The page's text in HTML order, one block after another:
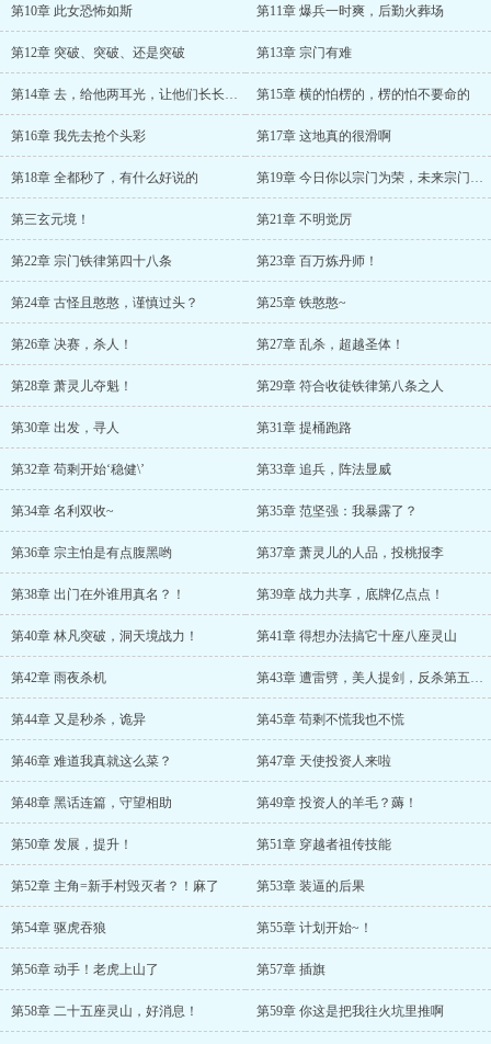
第10章 此女恐怖如斯 第11章 爆兵一时爽，后勤火葬场
第12章 突破、突破、还是突破 第13章 宗门有难
第14章 去，给他两耳光，让他们长长记性 第15章 横的怕楞的，楞的怕不要命的
第16章 我先去抢个头彩 第17章 这地真的很滑啊
第18章 全都秒了，有什么好说的 第19章 今日你以宗门为荣，未来宗门以你为荣
第三玄元境！ 第21章 不明觉厉
第22章 宗门铁律第四十八条 第23章 百万炼丹师！
第24章 古怪且憨憨，谨慎过头？ 第25章 铁憨憨~
第26章 决赛，杀人！ 第27章 乱杀，超越圣体！
第28章 萧灵儿夺魁！ 第29章 符合收徒铁律第八条之人
第30章 出发，寻人 第31章 提桶跑路
第32章 苟剩开始‘稳健\’ 第33章 追兵，阵法显威
第34章 名利双收~ 第35章 范坚强：我暴露了？
第36章 宗主怕是有点腹黑哟 第37章 萧灵儿的人品，投桃报李
第38章 出门在外谁用真名？！ 第39章 战力共享，底牌亿点点！
第40章 林凡突破，洞天境战力！ 第41章 得想办法搞它十座八座灵山
第42章 雨夜杀机 第43章 遭雷劈，美人提剑，反杀第五境！
第44章 又是秒杀，诡异 第45章 苟剩不慌我也不慌
第46章 难道我真就这么菜？ 第47章 天使投资人来啦
第48章 黑话连篇，守望相助 第49章 投资人的羊毛？薅！
第50章 发展，提升！ 第51章 穿越者祖传技能
第52章 主角=新手村毁灭者？！麻了 第53章 装逼的后果
第54章 驱虎吞狼 第55章 计划开始~！
第56章 动手！老虎上山了 第57章 插旗
第58章 二十五座灵山，好消息！ 第59章 你这是把我往火坑里推啊